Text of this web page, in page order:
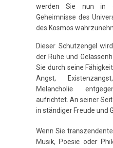
werden Sie nun in
Geheimnisse des
des Kosmos
Dieser Schutzengel
der Ruhe und
Sie durch seine
Angst,
Melancholie
aufrichtet. An seiner
in ständiger Freude und
Wenn Sie
Musik, Poesie oder